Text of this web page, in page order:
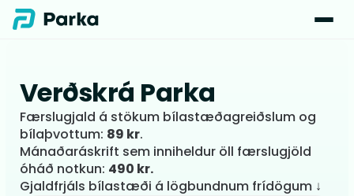
Verðskrá Parka
Færslugjald á stökum bílastæðagreiðslum og
bílaþvottum: 89 kr.
Mánaðaráskrift sem inniheldur öll færslugjöld
óháð notkun: 490 kr.
Gjaldfrjáls bílastæði á lögbundnum frídögum ↓